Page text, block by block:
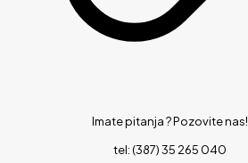
Imate pitanja ?Pozovite nas!
tel: (387) 35 265 040